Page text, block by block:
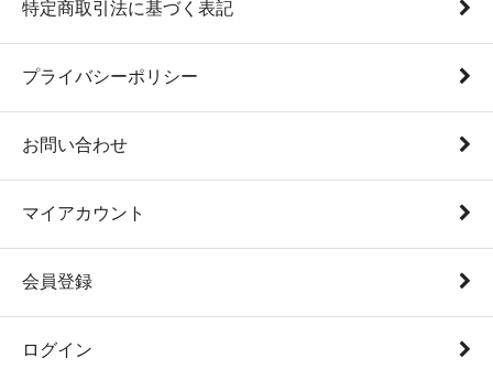
特定商取引法に基づく表記
プライバシーポリシー
お問い合わせ
マイアカウント
会員登録
ログイン